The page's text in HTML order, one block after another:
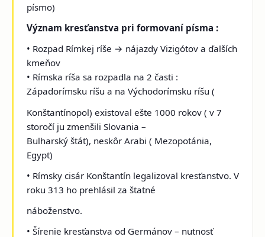
písmo)
Význam kresťanstva pri formovaní písma :
• Rozpad Rímkej ríše → nájazdy Vizigótov a ďalších
kmeňov
• Rímska ríša sa rozpadla na 2 časti :
Západorímsku ríšu a na Východorímsku ríšu (
Konštantínopol) existoval ešte 1000 rokov ( v 7
storočí ju zmenšili Slovania –
Bulharský štát), neskôr Arabi ( Mezopotánia,
Egypt)
• Rímsky cisár Konštantín legalizoval kresťanstvo. V
roku 313 ho prehlásil za štatné
náboženstvo.
• Šírenie kresťanstva od Germánov – nutnosť